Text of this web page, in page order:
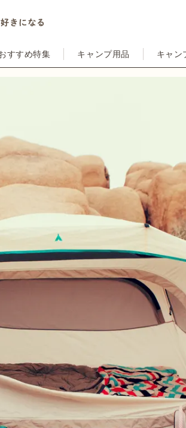
すすめ特集 キャンプ用品 キャン